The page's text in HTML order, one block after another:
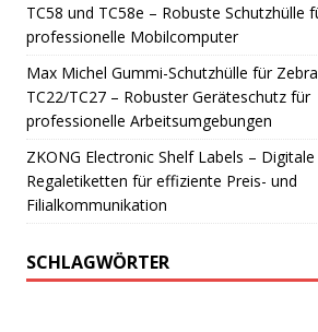
TC58 und TC58e – Robuste Schutzhülle
professionelle Mobilcomputer
Max Michel Gummi-Schutzhülle für Zebra
TC22/TC27 – Robuster Geräteschutz für
professionelle Arbeitsumgebungen
ZKONG Electronic Shelf Labels – Digitale
Regaletiketten für effiziente Preis- und
Filialkommunikation
SCHLAGWÖRTER